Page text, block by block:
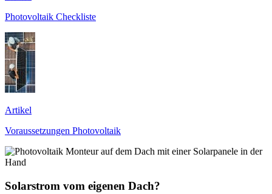
Photovoltaik Checkliste
Artikel
Voraussetzungen Photovoltaik
Solarstrom vom eigenen Dach?